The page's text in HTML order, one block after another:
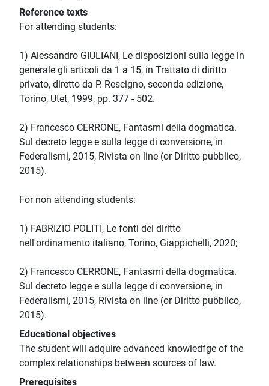
Reference texts
For attending students:
1) Alessandro GIULIANI, Le disposizioni sulla legge in
generale gli articoli da 1 a 15, in Trattato di diritto
privato, diretto da P. Rescigno, seconda edizione,
Torino, Utet, 1999, pp. 377 - 502.
2) Francesco CERRONE, Fantasmi della dogmatica.
Sul decreto legge e sulla legge di conversione, in
Federalismi, 2015, Rivista on line (or Diritto pubblico,
2015).
For non attending students:
1) FABRIZIO POLITI, Le fonti del diritto
nell'ordinamento italiano, Torino, Giappichelli, 2020;
2) Francesco CERRONE, Fantasmi della dogmatica.
Sul decreto legge e sulla legge di conversione, in
Federalismi, 2015, Rivista on line (or Diritto pubblico,
2015).
Educational objectives
The student will adquire advanced knowledfge of the
complex relationships between sources of law.
Prerequisites